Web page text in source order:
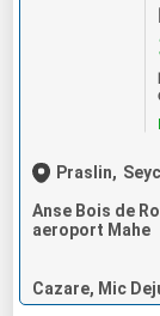
Praslin,
Anse Bois de
aeroport Mahe
Cazare, Mic